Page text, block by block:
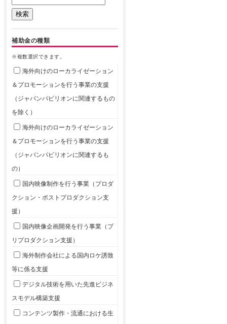
補助金の種類
※複数選択できます。
海外向けのローカライゼーション
＆プロモーションを行う事業の支援
（ジャパンパビリオンに関連するもの
を除く）
海外向けのローカライゼーション
＆プロモーションを行う事業の支援
（ジャパンパビリオンに関連するも
の）
国内映像制作を行う事業（プロダ
クション・ポストプロダクション支
援）
国内映像企画開発を行う事業（プ
リプロダクション支援）
海外制作会社による国内ロケ誘致
等に係る支援
デジタル技術を用いた先進ビジネ
スモデル構築支援
コンテンツ製作・流通における生